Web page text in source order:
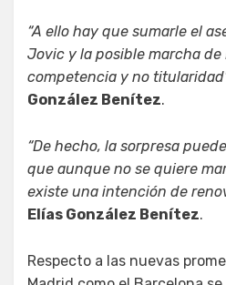
“A ello hay que sumarle el
Jovic y la posible marcha de
competencia y no
González Benítez.
“De hecho, la sorpresa
que aunque no se quiere
existe una intención de
Elías González Benítez.
Respecto a las nuevas